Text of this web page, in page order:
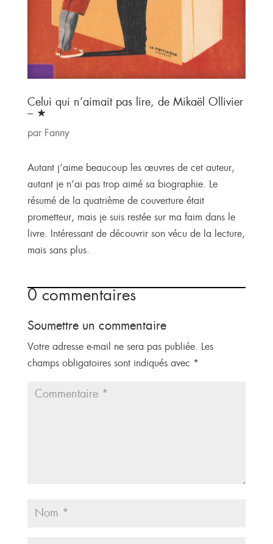
Celui qui n’aimait pas lire, de Mikaël Ollivier
– ★
par Fanny
Autant j’aime beaucoup les œuvres de cet auteur,
autant je n’ai pas trop aimé sa biographie. Le
résumé de la quatrième de couverture était
prometteur, mais je suis restée sur ma faim dans le
livre. Intéressant de découvrir son vécu de la lecture,
mais sans plus.
0 commentaires
Soumettre un commentaire
Votre adresse e-mail ne sera pas publiée. Les
champs obligatoires sont indiqués avec *